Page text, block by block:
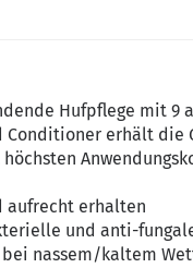
Hufpflege mit
erhält
aufrecht erhalten
und anti-
nassem/kaltem